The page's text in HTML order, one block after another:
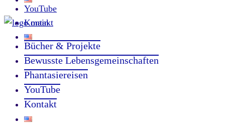
Bücher & Projekte
Bewusste Lebensgemeinschaften
Phantasiereisen
YouTube
Kontakt
YouTube
Kontakt